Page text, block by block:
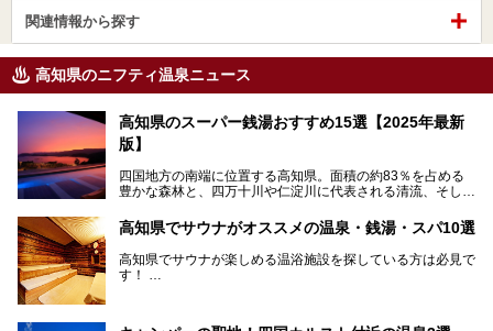
関連情報から探す
高知県のニフティ温泉ニュース
高知県のスーパー銭湯おすすめ15選【2025年最新
版】
四国地方の南端に位置する高知県。面積の約83％を占める
豊かな森林と、四万十川や仁淀川に代表される清流、そして
魅力がぎゅっと詰まった県です。
高知県はまた、カツオのたたきをはじめとする海産物や清流
で育つ川魚、大皿にごちそうがどっさり盛られた皿鉢料理、
柚子などの柑橘類、地酒といったグルメが充実していること
でも知られます。ここでは、温泉とあわせて自然の景観やグ
高知県でサウナがオススメの温泉・銭湯・スパ10選
高知県でサウナが楽しめる温浴施設を探している方は必見で
す！